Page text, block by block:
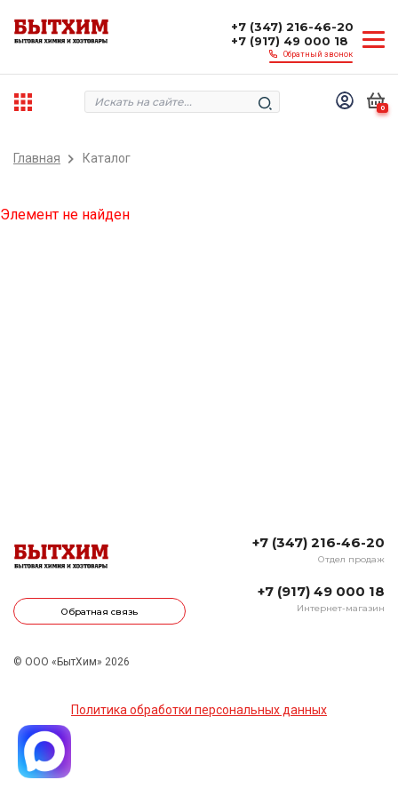
+7 (347) 216-46-20
+7 (917) 49 000 18
Обратный звонок
0
Главная Каталог
Элемент не найден
Обратная связь
+7 (347) 216-46-20
Отдел продаж
+7 (917) 49 000 18
Интернет-магазин
© ООО «БытХим» 2026
Политика обработки персональных данных